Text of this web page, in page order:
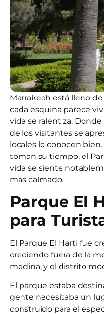
Marrakech está lleno
cada esquina parece
vida se ralentiza.
de los visitantes se
locales lo conocen
toman su tiempo, el
vida se siente
más calmado.
Parque El
para
El Parque El Harti fue
creciendo fuera de la
medina, y el distrito
El parque estaba
gente necesitaba un
construido para el